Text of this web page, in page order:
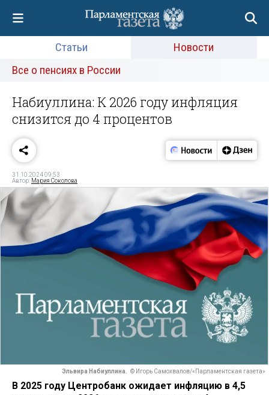
Статьи
Новости
Все о пенсиях в России
Набиуллина: К 2026 году инфляция
снизится до 4 процентов
31.10.2024 09:53
Автор: Мария Соколова
Эльвира Набиуллина. © Игорь Самохвалов/«Парламентская газета»
В 2025 году Центробанк ожидает инфляцию в 4,5